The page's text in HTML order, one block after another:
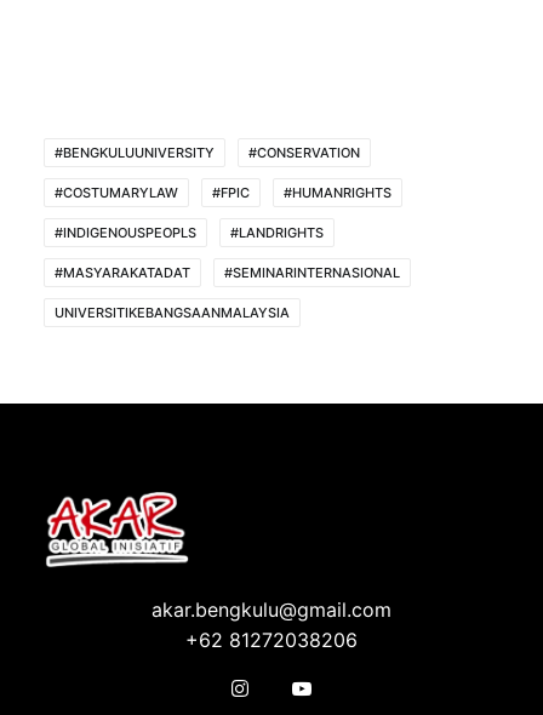
#BENGKULUUNIVERSITY #CONSERVATION
#COSTUMARYLAW #FPIC #HUMANRIGHTS
#INDIGENOUSPEOPLS #LANDRIGHTS
#MASYARAKATADAT #SEMINARINTERNASIONAL
UNIVERSITIKEBANGSAANMALAYSIA
akar.bengkulu@gmail.com
+62 81272038206